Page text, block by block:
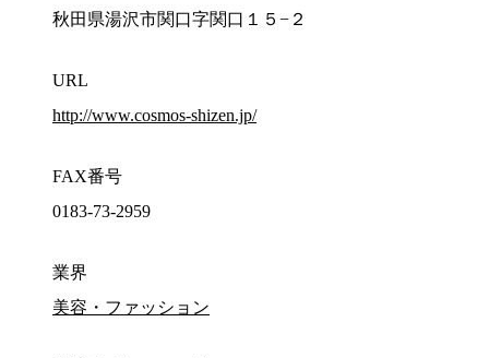
秋田県湯沢市関口字関口１５−２
URL
http://www.cosmos-shizen.jp/
FAX番号
0183-73-2959
業界
美容・ファッション